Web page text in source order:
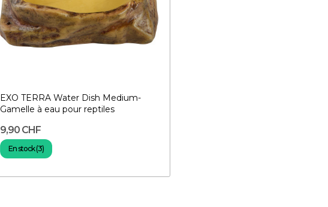
EXO TERRA Water Dish Medium-
Gamelle à eau pour reptiles
9,90 CHF
En stock (3)